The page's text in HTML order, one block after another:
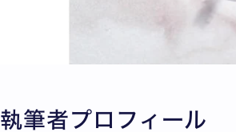
執筆者プロフィール